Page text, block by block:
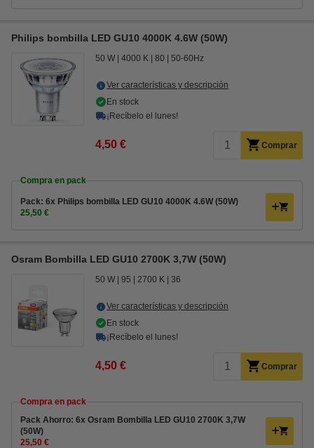
Philips bombilla LED GU10 4000K 4.6W (50W)
50 W 4000 K 80 50-60Hz
Ver características y descripción
En stock
¡Recíbelo el lunes!
4,50 € Comprar
Compra en pack
Pack: 6x Philips bombilla LED GU10 4000K 4.6W (50W)
25,50 €
Osram Bombilla LED GU10 2700K 3,7W (50W)
50 W 95 2700 K 36
Ver características y descripción
En stock
¡Recíbelo el lunes!
4,50 € Comprar
Compra en pack
Pack Ahorro: 6x Osram Bombilla LED GU10 2700K 3,7W
(50W)
25,50 €